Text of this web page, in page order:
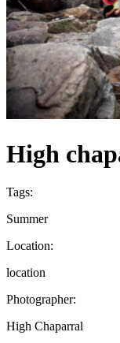
High
Tags:
Summer
Location:
location
Photographer:
High Chaparral